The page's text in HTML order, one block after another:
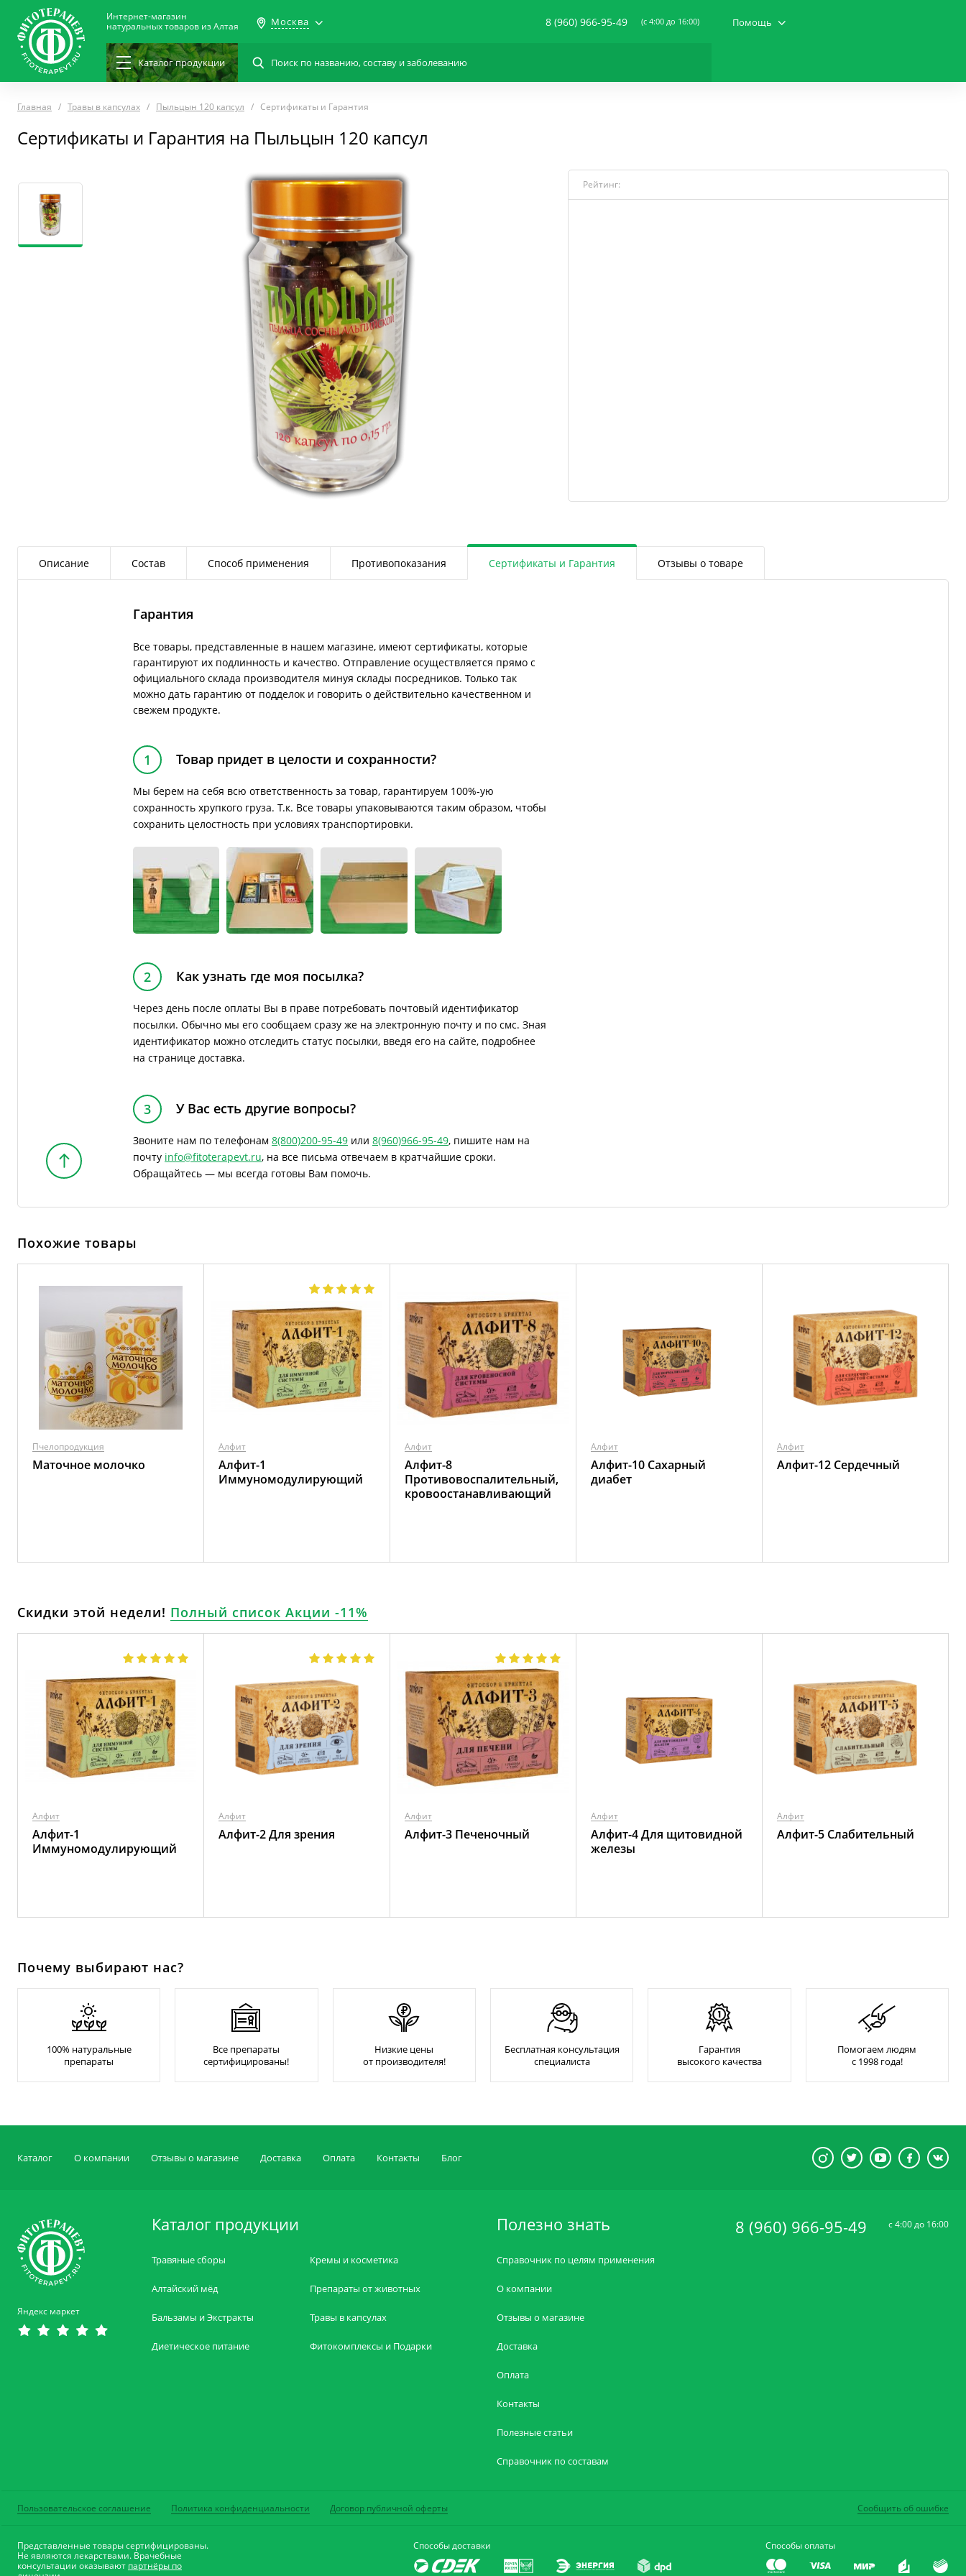
Интернет-магазин
натуральных товаров из Алтая
Москва 8 (960) 966-95-49 (c 4:00 до 16:00) Помощь
Каталогпродукции
Главная Травы в капсулах Пыльцын 120 капсул Сертификаты и Гарантия
Сертификаты и Гарантия на Пыльцын 120 капсул
Рейтинг:
Описание Состав Способ применения Противопоказания Сертификаты и Гарантия Отзывы о товаре
Гарантия
Все товары, представленные в нашем магазине, имеют сертификаты, которые
гарантируют их подлинность и качество. Отправление осуществляется прямо с
официального склада производителя минуя склады посредников. Только так
можно дать гарантию от подделок и говорить о действительно качественном и
свежем продукте.
1 Товар придет в целости и сохранности?
Мы берем на себя всю ответственность за товар, гарантируем 100%-ую
сохранность хрупкого груза. Т.к. Все товары упаковываются таким образом, чтобы
сохранить целостность при условиях транспортировки.
2 Как узнать где моя посылка?
Через день после оплаты Вы в праве потребовать почтовый идентификатор
посылки. Обычно мы его сообщаем сразу же на электронную почту и по смс. Зная
идентификатор можно отследить статус посылки, введя его на сайте, подробнее
на странице доставка.
3 У Вас есть другие вопросы?
Звоните нам по телефонам 8(800)200-95-49 или 8(960)966-95-49, пишите нам на
почту info@fitoterapevt.ru, на все письма отвечаем в кратчайшие сроки.
Обращайтесь — мы всегда готовы Вам помочь.
Похожие товары
Пчелопродукция
Маточное молочко
Алфит
Алфит-1
Иммуномодулирующий
Алфит
Алфит-8
Противовоспалительный,
кровоостанавливающий
Алфит
Алфит-10 Сахарный
диабет
Алфит
Алфит-12 Сердечный
Скидки этой недели! Полный список Акции -11%
Алфит
Алфит-1
Иммуномодулирующий
Алфит
Алфит-2 Для зрения
Алфит
Алфит-3 Печеночный
Алфит
Алфит-4 Для щитовидной
железы
Алфит
Алфит-5 Слабительный
Почему выбирают нас?
100% натуральные
препараты
Все препараты
сертифицированы!
Низкие цены
от производителя!
Бесплатная консультация
специалиста
Гарантия
высокого качества
Помогаем людям
с 1998 года!
Каталог О компании Отзывы о магазине Доставка Оплата Контакты Блог
Яндекс маркет
Каталог продукции
Травяные сборы
Алтайский мёд
Бальзамы и Экстракты
Диетическое питание
Кремы и косметика
Препараты от животных
Травы в капсулах
Фитокомплексы и Подарки
Полезно знать
Справочник по целям применения
О компании
Отзывы о магазине
Доставка
Оплата
Контакты
Полезные статьи
Справочник по составам
8 (960) 966-95-49 c 4:00 до 16:00
Пользовательское соглашение Политика конфиденциальности Договор публичной оферты Сообщить об ошибке
Представленные товары сертифицированы.
Не являются лекарствами. Врачебные
консультации оказывают партнёры по
Способы доставки Способы оплаты